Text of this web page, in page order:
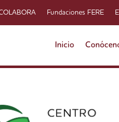
Fundaciones FERE
Inicio